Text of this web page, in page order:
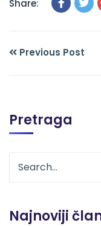
Share:
Previous Post
Pretraga
Najnoviji